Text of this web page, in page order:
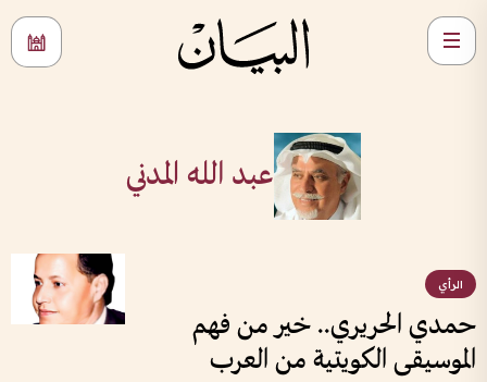
عبد الله المدني
الرأي
حمدي الحريري.. خير من فهم
الموسيقى الكويتية من العرب